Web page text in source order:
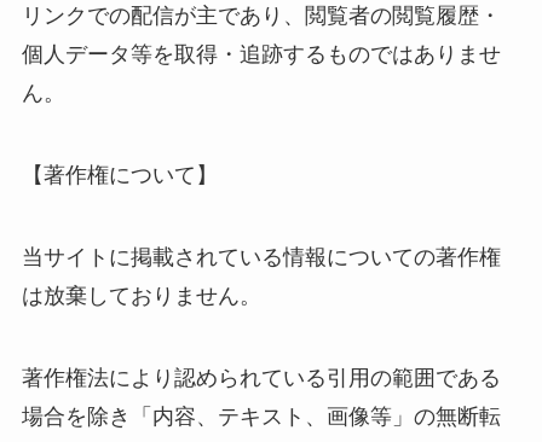
リンクでの配信が主であり、閲覧者の閲覧履歴・
個人データ等を取得・追跡するものではありませ
ん。
【著作権について】
当サイトに掲載されている情報についての著作権
は放棄しておりません。
著作権法により認められている引用の範囲である
場合を除き「内容、テキスト、画像等」の無断転